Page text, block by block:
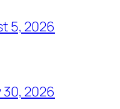
5, 2026
30, 2026